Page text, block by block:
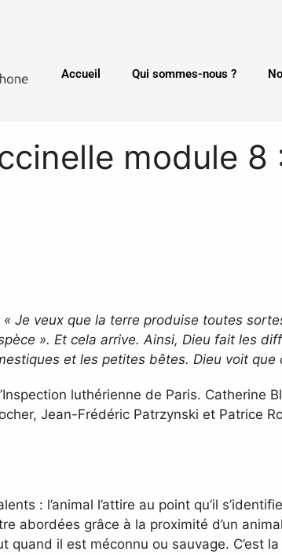
Accueil Qui sommes-nous ?
module 8
« Je veux que la terre produise toutes
». Et cela arrive. Ainsi, Dieu fait les
et les petites bêtes. Dieu voit que
luthérienne de Paris. Catherine
Jean-Frédéric Patrzynski et Patrice
: l’animal l’attire au point qu’il
abordées grâce à la proximité d’un
quand il est méconnu ou sauvage. C’est